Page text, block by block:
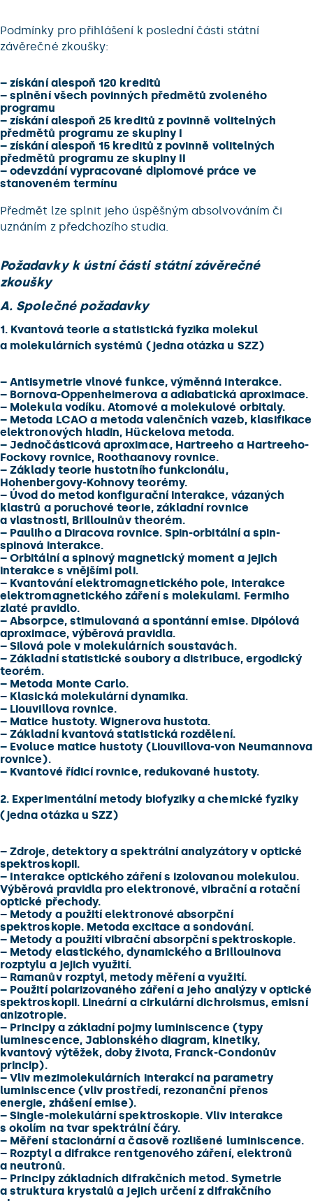
Podmínky pro přihlášení k poslední části státní
závěrečné zkoušky:
– získání alespoň 120 kreditů
– splnění všech povinných předmětů zvoleného
programu
– získání alespoň 25 kreditů z povinně volitelných
předmětů programu ze skupiny I
– získání alespoň 15 kreditů z povinně volitelných
předmětů programu ze skupiny II
– odevzdání vypracované diplomové práce ve
stanoveném termínu
Předmět lze splnit jeho úspěšným absolvováním či
uznáním z předchozího studia.
Požadavky k ústní části státní závěrečné
zkoušky
A. Společné požadavky
1. Kvantová teorie a statistická fyzika molekul
a molekulárních systémů (jedna otázka u SZZ)
– Antisymetrie vlnové funkce, výměnná interakce.
– Bornova-Oppenheimerova a adiabatická aproximace.
– Molekula vodíku. Atomové a molekulové orbitaly.
– Metoda LCAO a metoda valenčních vazeb, klasifikace
elektronových hladin, Hückelova metoda.
– Jednočásticová aproximace, Hartreeho a Hartreeho-
Fockovy rovnice, Roothaanovy rovnice.
– Základy teorie hustotního funkcionálu,
Hohenbergovy-Kohnovy teorémy.
– Úvod do metod konfigurační interakce, vázaných
klastrů a poruchové teorie, základní rovnice
a vlastnosti, Brillouinův theorém.
– Pauliho a Diracova rovnice. Spin-orbitální a spin-
spinová interakce.
– Orbitální a spinový magnetický moment a jejich
interakce s vnějšími poli.
– Kvantování elektromagnetického pole, interakce
elektromagnetického záření s molekulami. Fermiho
zlaté pravidlo.
– Absorpce, stimulovaná a spontánní emise. Dipólová
aproximace, výběrová pravidla.
– Silová pole v molekulárních soustavách.
– Základní statistické soubory a distribuce, ergodický
teorém.
– Metoda Monte Carlo.
– Klasická molekulární dynamika.
– Liouvillova rovnice.
– Matice hustoty. Wignerova hustota.
– Základní kvantová statistická rozdělení.
– Evoluce matice hustoty (Liouvillova-von Neumannova
rovnice).
– Kvantové řídicí rovnice, redukované hustoty.
2. Experimentální metody biofyziky a chemické fyziky
(jedna otázka u SZZ)
– Zdroje, detektory a spektrální analyzátory v optické
spektroskopii.
– Interakce optického záření s izolovanou molekulou.
Výběrová pravidla pro elektronové, vibrační a rotační
optické přechody.
– Metody a použití elektronové absorpční
spektroskopie. Metoda excitace a sondování.
– Metody a použití vibrační absorpční spektroskopie.
– Metody elastického, dynamického a Brillouinova
rozptylu a jejich využití.
– Ramanův rozptyl, metody měření a využití.
– Použití polarizovaného záření a jeho analýzy v optické
spektroskopii. Lineární a cirkulární dichroismus, emisní
anizotropie.
– Principy a základní pojmy luminiscence (typy
luminescence, Jablonského diagram, kinetiky,
kvantový výtěžek, doby života, Franck-Condonův
princip).
– Vliv mezimolekulárních interakcí na parametry
luminiscence (vliv prostředí, rezonanční přenos
energie, zhášení emise).
– Single-molekulární spektroskopie. Vliv interakce
s okolím na tvar spektrální čáry.
– Měření stacionární a časově rozlišené luminiscence.
– Rozptyl a difrakce rentgenového záření, elektronů
a neutronů.
– Principy základních difrakčních metod. Symetrie
a struktura krystalů a jejich určení z difrakčního